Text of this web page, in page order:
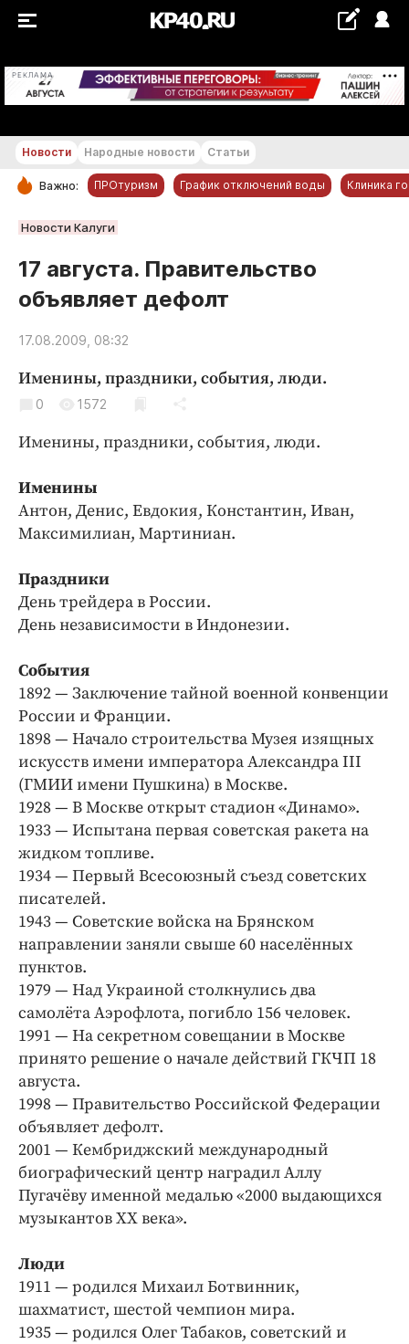
РЕКЛАМА +12...+13 °С
РУБРИКИ
Новости компаний
Статьи
Народные новости
Благоустройство
Культура
Образование
Общество
Праздники
Происшествия
Экономика и бизнес
ПРОЕКТЫ
Блоги
Издания
Медиаперсона
Интересное чтиво
Клиника года
Бренд года
Работодатель года
Новости Народные новости Статьи
Важно: ПРОтуризм График отключений воды Клиника
Новости Калуги
17 августа. Правительство
объявляет дефолт
17.08.2009, 08:32
Именины, праздники, события, люди.
0 1572
Именины, праздники, события, люди.
Именины
Антон, Денис, Евдокия, Константин, Иван,
Максимилиан, Мартиниан.
Праздники
День трейдера в России.
День независимости в Индонезии.
События
1892 — Заключение тайной военной конвенции
России и Франции.
1898 — Начало строительства Музея изящных
искусств имени императора Александра III
(ГМИИ имени Пушкина) в Москве.
1928 — В Москве открыт стадион «Динамо».
1933 — Испытана первая советская ракета на
жидком топливе.
1934 — Первый Всесоюзный съезд советских
писателей.
1943 — Советские войска на Брянском
направлении заняли свыше 60 населённых
пунктов.
1979 — Над Украиной столкнулись два
самолёта Аэрофлота, погибло 156 человек.
1991 — На секретном совещании в Москве
принято решение о начале действий ГКЧП 18
августа.
1998 — Правительство Российской Федерации
объявляет дефолт.
2001 — Кембриджский международный
биографический центр наградил Аллу
Пугачёву именной медалью «2000 выдающихся
музыкантов ХХ века».
Люди
1911 — родился Михаил Ботвинник,
шахматист, шестой чемпион мира.
1935 — родился Олег Табаков, советский и